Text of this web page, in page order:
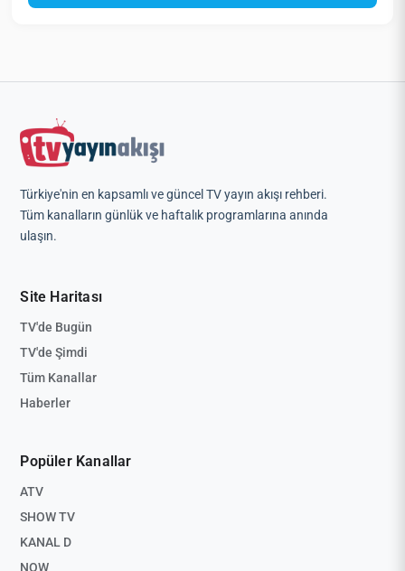
Türkiye'nin en kapsamlı ve güncel TV yayın akışı rehberi.
Tüm kanalların günlük ve haftalık programlarına anında
ulaşın.
Site Haritası
TV'de Bugün
TV'de Şimdi
Tüm Kanallar
Haberler
Popüler Kanallar
ATV
SHOW TV
KANAL D
NOW